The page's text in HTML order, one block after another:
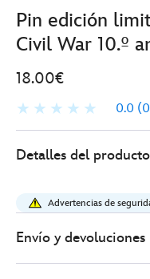
Pin edición
Civil War 10.º
18.00€
0.0
Store
18.00
edicion-
limitada-
capitan-
Detalles del producto
Advertencias de
Envío y devoluciones